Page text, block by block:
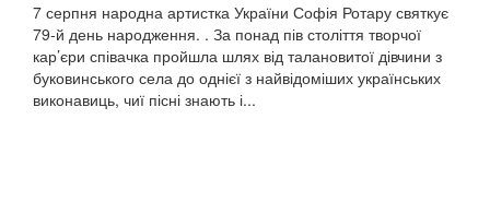
7 серпня народна артистка України Софія Ротару святкує
79-й день народження. . За понад пів століття творчої
кар’єри співачка пройшла шлях від талановитої дівчини з
буковинського села до однієї з найвідоміших українських
виконавиць, чиї пісні знають і...